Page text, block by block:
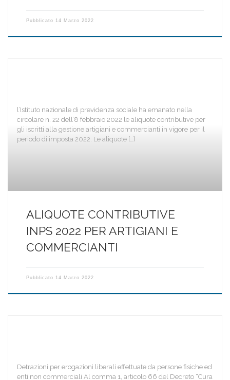
Pubblicato 14 Marzo 2022
l’Istituto nazionale di previdenza sociale ha emanato nella
circolare n. 22 dell’8 febbraio 2022 le aliquote contributive per
gli iscritti alla gestione artigiani e commercianti in vigore per il
periodo di imposta 2022. Le aliquote […]
ALIQUOTE CONTRIBUTIVE
INPS 2022 PER ARTIGIANI E
COMMERCIANTI
Pubblicato 14 Marzo 2022
Detrazioni per erogazioni liberali effettuate da persone fisiche ed
enti non commerciali Al comma 1, articolo 66 del Decreto “Cura